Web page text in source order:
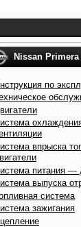
Nissan Primera
по
впрыска
питания —
выпуска
система
зажигания